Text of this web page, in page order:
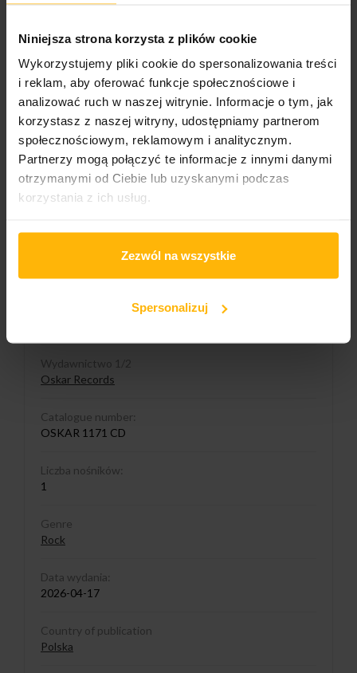
Niniejsza strona korzysta z plików cookie
Wykorzystujemy pliki cookie do spersonalizowania treści
i reklam, aby oferować funkcje społecznościowe i
analizować ruch w naszej witrynie. Informacje o tym, jak
korzystasz z naszej witryny, udostępniamy partnerom
społecznościowym, reklamowym i analitycznym.
Partnerzy mogą połączyć te informacje z innymi danymi
otrzymanymi od Ciebie lub uzyskanymi podczas
korzystania z ich usług.
Zezwól na wszystkie
Spersonalizuj
Album year
2026
Band name
2026
Album title:
Wydawnictwo 1/2
Oskar Records
Catalogue number:
OSKAR 1171 CD
Liczba nośników:
1
Genre
Rock
Data wydania:
2026-04-17
Country of publication
Polska